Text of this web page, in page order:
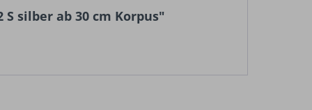
silber ab 30 cm Korpus"